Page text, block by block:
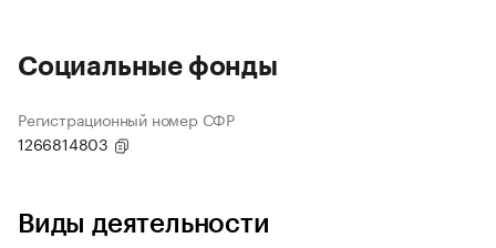
Социальные фонды
Регистрационный номер СФР
1266814803
Виды деятельности